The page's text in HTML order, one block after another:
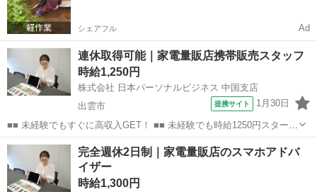
シェアフル Ad
連休取得可能｜家電量販店携帯販売スタッフ
時給1,250円
株式会社 日本パーソナルビジネス 中国支店
出雲市
提携サイト 1月30日
■■ 未経験でもすぐに高収入GET！ ■■ 未経験でも時給1250円スタート
なので、すぐに高収入!! 社員登用制度もあるので、ゆくゆくは社員に
なんてキャリアアップも目指せます!! ■■ 来社不要！カンタン電話登
録!! ■■...
島根 出雲市 店長
完全週休2日制｜家電量販店のスマホアドバ
イザー
時給1,300円